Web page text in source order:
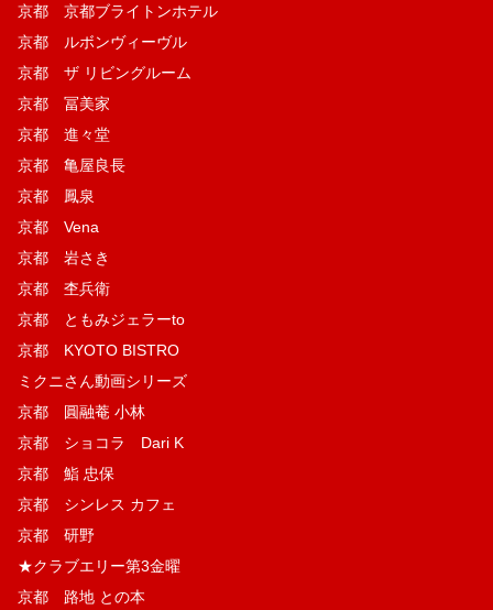
京都 京都ブライトンホテル
京都 ルボンヴィーヴル
京都 ザ リビングルーム
京都 冨美家
京都 進々堂
京都 亀屋良長
京都 鳳泉
京都 Vena
京都 岩さき
京都 杢兵衛
京都 ともみジェラーto
京都 KYOTO BISTRO
ミクニさん動画シリーズ
京都 圓融菴 小林
京都 ショコラ Dari K
京都 鮨 忠保
京都 シンレス カフェ
京都 研野
★クラブエリー第3金曜
京都 路地 との本